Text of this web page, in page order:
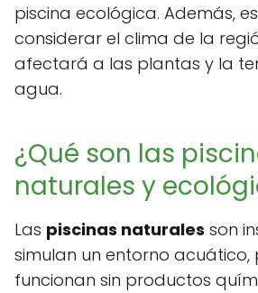
piscina ecológica. Además,
considerar el clima de la
afectará a las plantas y la
agua.
¿Qué son las
naturales y
Las piscinas naturales son
simulan un entorno acuático,
funcionan sin productos